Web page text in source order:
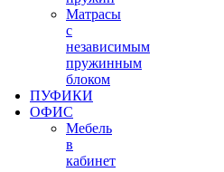
Матрасы
с
независимым
пружинным
блоком
ПУФИКИ
ОФИС
Мебель
в
кабинет